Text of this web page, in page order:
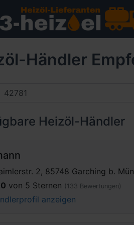
Händler
Heizöl-Händler
2, 85748 Garching b.
von 5 Sternen (133 Bewertungen)
anzeigen